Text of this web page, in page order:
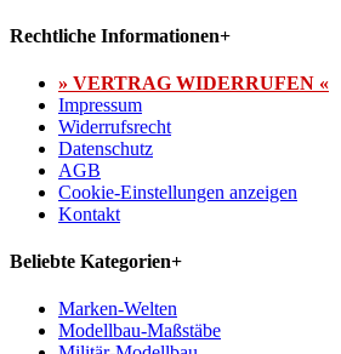
Rechtliche Informationen+
» VERTRAG WIDERRUFEN «
Impressum
Widerrufsrecht
Datenschutz
AGB
Cookie-Einstellungen anzeigen
Kontakt
Beliebte Kategorien+
Marken-Welten
Modellbau-Maßstäbe